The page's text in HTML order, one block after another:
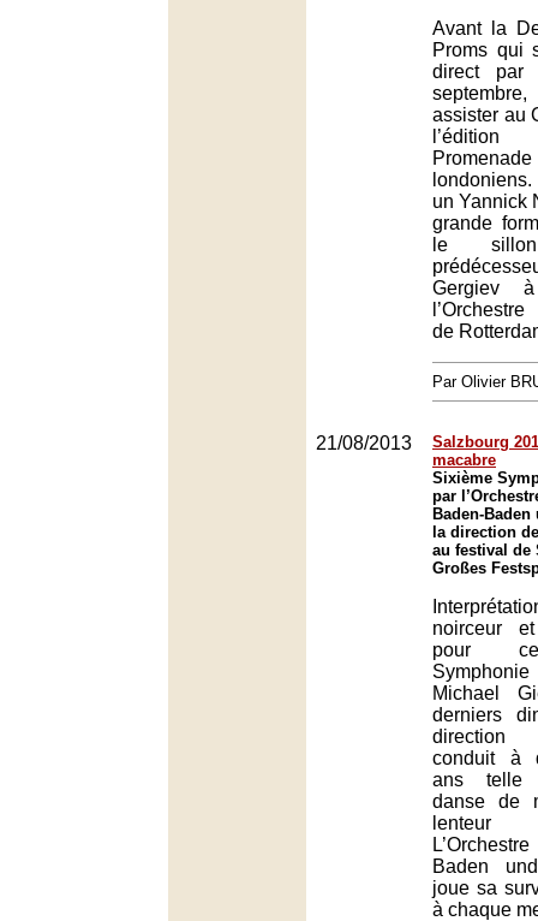
Avant la
Proms qui
direct
assister au
un Yannick
grande
le
Gergiev
de
Par Olivier
21/08/2013
Salzbourg
macabre
Sixième
par
Baden-
la direction
au festival de
Großes
noirceur
pour
Michael
derniers
direction
conduit à
ans telle
danse de
lenteur
Baden
joue sa
à chaque